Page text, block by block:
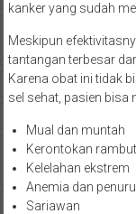
kanker yang sudah
Meskipun
tantangan terbesar
Karena obat ini tidak
sel sehat, pasien bisa
Mual dan muntah
Kerontokan rambut
Kelelahan ekstrem
Anemia dan
Sariawan